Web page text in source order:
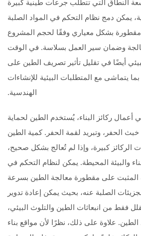
النطاق التي تتطلب جرعات طينية كبيرة
يمكن دمج نظام التحكم في المواد الصلبة
مقطورة بشكل معياري وفقًا لحجم المشروع
وضمان سير العمل بسلاسة. في الوقت
أيضًا في تقليل تأثير تصريف الطين على
بما يتماشى مع المتطلبات البيئية للإنشاءات
الهندسية.
أعمال ركائز البناء، يُستخدم الطين لحماية
خبث الحفر، وتبريد لقمة الحفر. كمية الطين
الركائز كبيرة، وإذا لم تُعالج بشكل صحيح،
والبيئة المحيطة. يمكن لنظام التحكم في
المثبت على مقطورة معالجة الطين بسرعة
الصلبة عنه، بحيث يمكن إعادة تدوير
فقط من انبعاثات الطين والتلوث البيئي،
الطين. علاوة على ذلك، نظرًا لأن مواقع بناء